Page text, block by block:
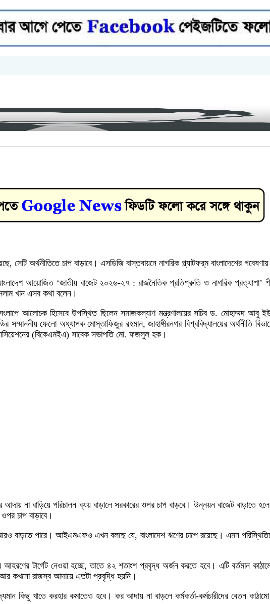
সেটি অর্থনীতিতে চাপ বাড়াবে। এসডিজি বাস্তবায়নে নাগরিক প্ল্যাটফর্‌ম বাংলাদেশের
আয়োজিত ‘জাতীয় বাজেট ২০২৬-২৭ : রাজনৈতিক প্রতিশ্রুতি ও নাগরিক প্রত্যাশা’
খান এসব কথা বলেন।
সংলাপে আলোচক হিসেবে উপস্থিত ছিলেন সমাজকল্যাণ মন্ত্রণালয়ের সচিব ড. মোহাম্মদ আবু
ফেলো অধ্যাপক মোস্তাফিজুর রহমান, জাহাঙ্গীরনগর বিশ্ববিদ্যালয়ের অর্থনীতি
(বিকেএমইএ) সাবেক সভাপতি মো. ফজলুল হক।
না বাড়িয়ে পরিচালন ব্যয় বাড়ালে সরকারের ওপর চাপ বাড়বে। উন্নয়ন বাজেট বাড়াতে
চাপ বাড়াবে।
বাড়তে পারে। আইএমএফও এখন বলছে যে, বাংলাদেশ ঋণের চাপে রয়েছে। এমন
টার্গেট নেওয়া হচ্ছে, তাতে ৪২ শতাংশ প্রবৃদ্ধ অর্জন করতে হবে। এটি বর্তমান
আর কখনো রাজস্ব আদায়ে এতটা প্রবৃদ্ধি হয়নি।
কিছু খাতে করহার কমাতেও হবে। কর আদায় না বাড়লে কর্মকর্তা-কর্মচারীদের বেতন